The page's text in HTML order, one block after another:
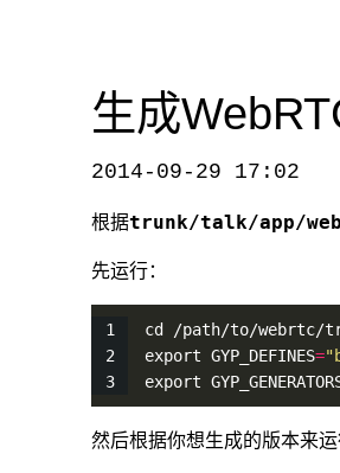
生成
2014-09-29 17:02
根据trunk/talk/app/
先运行：
cd /path/to/webrtc/
export GYP_DEFINES=
export
然后根据你想生成的版本来运